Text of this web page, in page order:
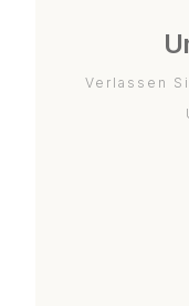
Verlassen